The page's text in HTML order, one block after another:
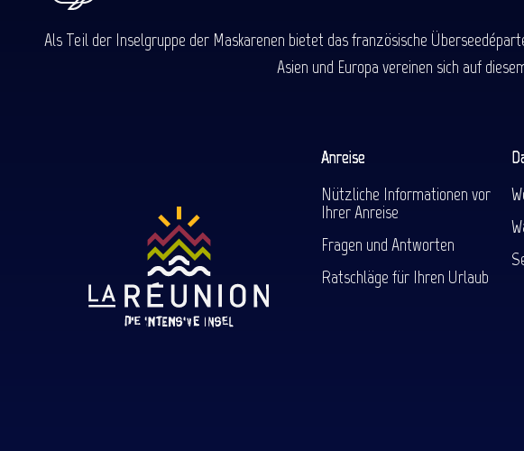
Als Teil der Inselgruppe der Maskarenen bietet das französische
Asien und Europa vereinen sich auf
Anreise
Nützliche Informationen vor
Ihrer Anreise
Fragen und Antworten
Ratschläge für Ihren Urlaub